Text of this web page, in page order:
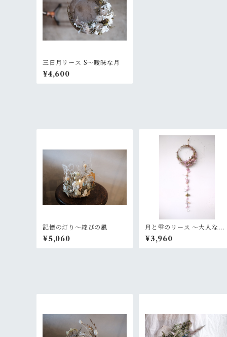
三日月リース S〜曖昧な月
¥4,600
記憶の灯り〜綻びの風
¥5,060
月と雫のリース 〜大人なピ
ンクパープル
¥3,960